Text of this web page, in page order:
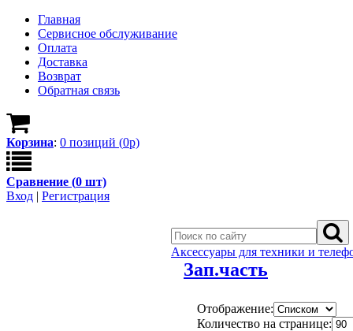
Главная
Сервисное обслуживание
Оплата
Доставка
Возврат
Обратная связь
Корзина: 0 позиций (0р)
Сравнение (0 шт)
Вход | Регистрация
Аксессуары для техники и
Зап.часть
Отображение:
Количество на странице: